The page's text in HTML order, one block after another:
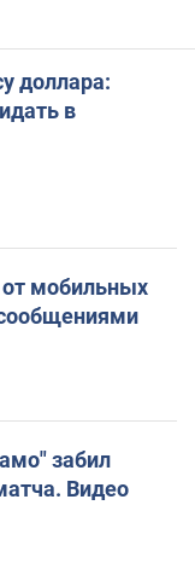
доллара:
в
мобильных
забил
Видео